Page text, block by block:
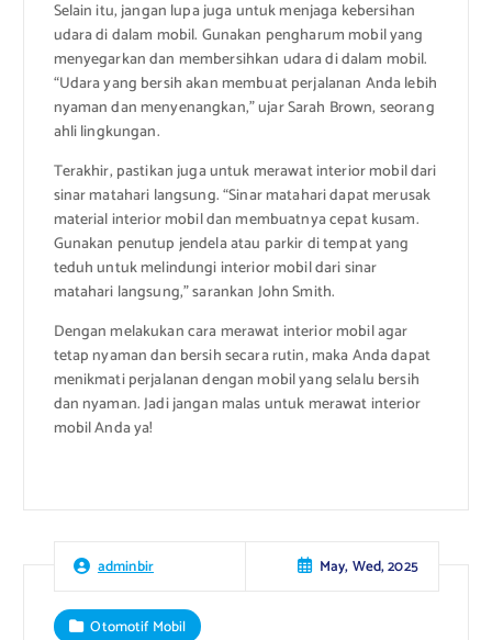
Selain itu, jangan lupa juga untuk menjaga kebersihan
udara di dalam mobil. Gunakan pengharum mobil yang
menyegarkan dan membersihkan udara di dalam mobil.
“Udara yang bersih akan membuat perjalanan Anda lebih
nyaman dan menyenangkan,” ujar Sarah Brown, seorang
ahli lingkungan.
Terakhir, pastikan juga untuk merawat interior mobil dari
sinar matahari langsung. “Sinar matahari dapat merusak
material interior mobil dan membuatnya cepat kusam.
Gunakan penutup jendela atau parkir di tempat yang
teduh untuk melindungi interior mobil dari sinar
matahari langsung,” sarankan John Smith.
Dengan melakukan cara merawat interior mobil agar
tetap nyaman dan bersih secara rutin, maka Anda dapat
menikmati perjalanan dengan mobil yang selalu bersih
dan nyaman. Jadi jangan malas untuk merawat interior
mobil Anda ya!
adminbir May, Wed, 2025
Otomotif Mobil